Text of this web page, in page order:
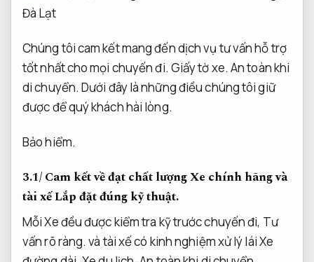
Chúng tôi cam kết mang đến dịch vụ tư vấn hỗ trợ
tốt nhất cho mọi chuyến đi. Giấy tờ xe. An toàn khi
di chuyển. Dưới đây là những điều chúng tôi giữ
được để quý khách hài lòng.
Bảo hiểm.
3.1/ Cam kết về đạt chất lượng Xe chính hãng và
tài xếLắp đặt đúng kỹ thuật.
Mỗi Xe đều được kiểm tra kỹ trước chuyến đi, Tư
vấn rõ ràng. và tài xế có kinh nghiệm xử lý lái Xe